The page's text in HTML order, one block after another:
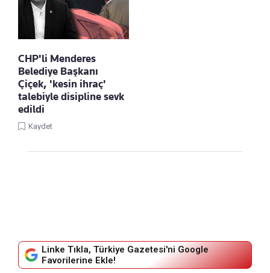
CHP'li Menderes
Belediye Başkanı
Çiçek, 'kesin ihraç'
talebiyle disipline sevk
edildi
Kaydet
Linke Tıkla, Türkiye Gazetesi'ni Google
Favorilerine Ekle!